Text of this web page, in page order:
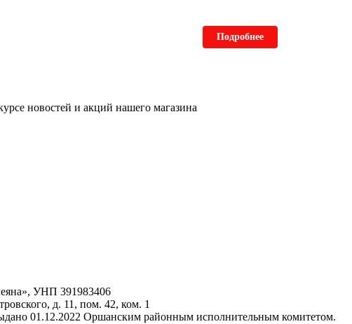
Подробнее
новостей и акций нашего магазина
УНП 391983406
д. 11, пом. 42, ком. 1
01.12.2022 Оршанским районным исполнительным комитетом.